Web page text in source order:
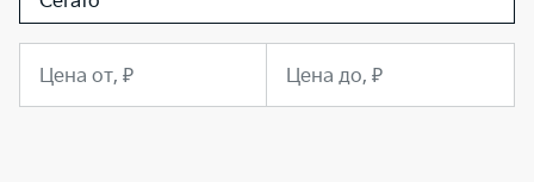
Цена от, ₽ Цена до, ₽